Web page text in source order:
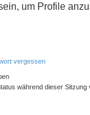
um Profile
vergessen
während dieser Sitzung